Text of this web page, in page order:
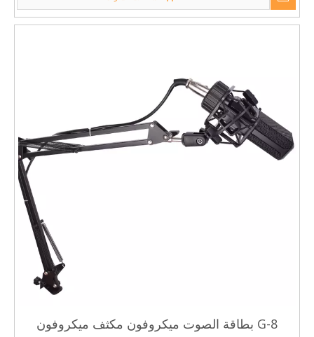
G-8 بطاقة الصوت ميكروفون مكثف ميكروفون